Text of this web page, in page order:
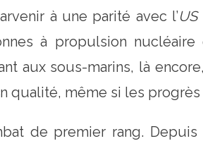
à une parité avec l’
à propulsion
aux sous-marins, là
qualité, même si les
de premier rang.